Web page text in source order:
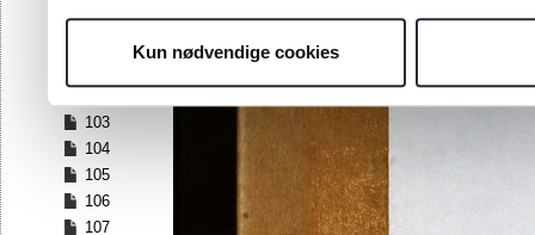
Kun nødvendige cookies
99
103
104
105
106
107